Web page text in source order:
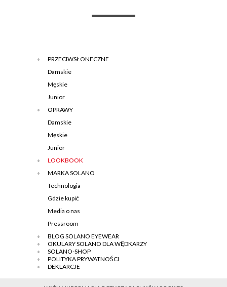
PRZECIWSŁONECZNE
Damskie
Męskie
Junior
OPRAWY
Damskie
Męskie
Junior
LOOKBOOK
MARKA SOLANO
Technologia
Gdzie kupić
Media o nas
Pressroom
BLOG SOLANO EYEWEAR
OKULARY SOLANO DLA WĘDKARZY
SOLANO-SHOP
POLITYKA PRYWATNOŚCI
DEKLARCJE